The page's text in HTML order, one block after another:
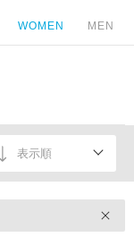
WOMEN MEN
表示順